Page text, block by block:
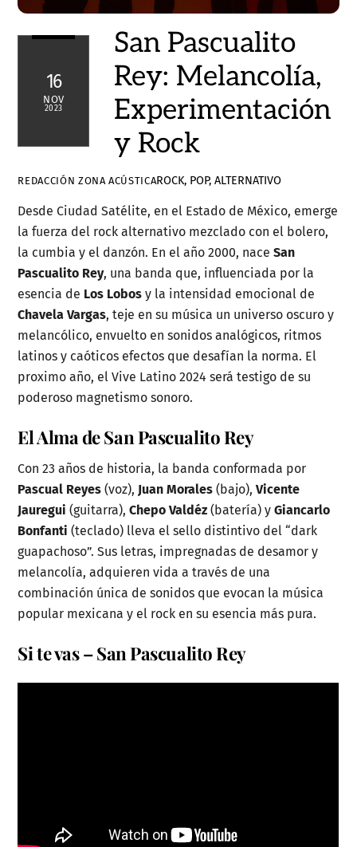
16
NOV
2023
San Pascualito
Rey: Melancolía,
Experimentación
y Rock
REDACCIÓN ZONA ACÚSTICAROCK, POP, ALTERNATIVO
Desde Ciudad Satélite, en el Estado de México, emerge
la fuerza del rock alternativo mezclado con el bolero,
la cumbia y el danzón. En el año 2000, naceSan
Pascualito Rey, una banda que, influenciada por la
esencia de Los Lobos y la intensidad emocional de
Chavela Vargas, teje en su música un universo oscuro y
melancólico, envuelto en sonidos analógicos, ritmos
latinos y caóticos efectos que desafían la norma. El
proximo año, el Vive Latino 2024 será testigo de su
poderoso magnetismo sonoro.
El Alma de San Pascualito Rey
Con 23 años de historia, la banda conformada por
Pascual Reyes (voz), Juan Morales (bajo),Vicente
Jauregui (guitarra),Chepo Valdéz (batería) yGiancarlo
Bonfanti (teclado) lleva el sello distintivo del “dark
guapachoso”. Sus letras, impregnadas de desamor y
melancolía, adquieren vida a través de una
combinación única de sonidos que evocan la música
popular mexicana y el rock en su esencia más pura.
Si te vas – San Pascualito Rey